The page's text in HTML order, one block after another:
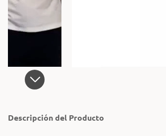
Descripción del Producto